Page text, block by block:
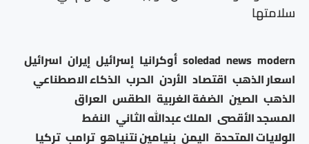
سلامتها
modern
news
soledad أوكرانيا إسرائيل إيران اسرائيل
اسعار الذهب اقتصاد الأردن الحرب الذكاء الاصطناعي
الذهب الصين الضفة الغربية الطقس العراق
المسجد الأقصى الملك عبدالله الثاني النفط
الولايات المتحدة اليمن بنيامين نتنياهو ترامب تركيا